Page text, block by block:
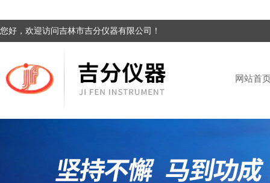
您好，欢迎访问吉林市吉分仪器有限公司！
网站首